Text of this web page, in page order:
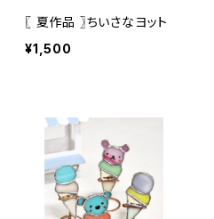
〖 夏作品 〗ちいさなヨット
¥1,500